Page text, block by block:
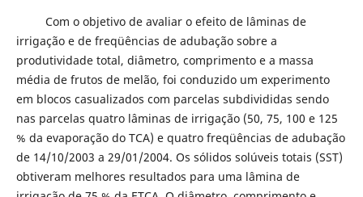
Com o objetivo de avaliar o efeito de lâminas de
irrigação e de freqüências de adubação sobre a
produtividade total, diâmetro, comprimento e a massa
média de frutos de melão, foi conduzido um experimento
em blocos casualizados com parcelas subdivididas sendo
nas parcelas quatro lâminas de irrigação (50, 75, 100 e 125
% da evaporação do TCA) e quatro freqüências de adubação
de 14/10/2003 a 29/01/2004. Os sólidos solúveis totais (SST)
obtiveram melhores resultados para uma lâmina de